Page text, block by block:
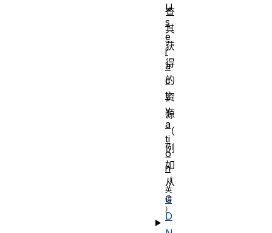
查
其
获
得
的
资
源
（
例
如
从
C
D
U
s
e
r
a
c
ti
v
a
ti
o
n